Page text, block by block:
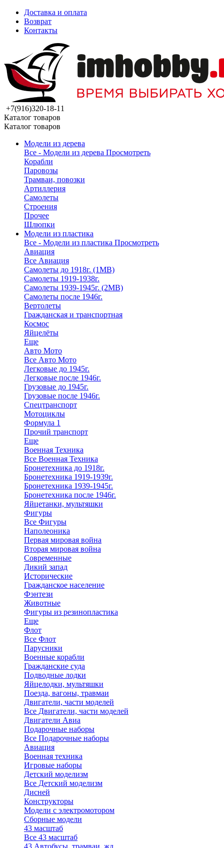
Доставка и оплата
Возврат
Контакты
+7(916)320-18-11
Каталог товаров
Каталог товаров
Модели из дерева
Все - Модели из дерева Просмотреть
Корабли
Паровозы
Трамваи, повозки
Артиллерия
Самолеты
Строения
Прочее
Шлюпки
Модели из пластика
Все - Модели из пластика Просмотреть
Авиация
Все Авиация
Самолеты до 1918г. (1МВ)
Самолеты 1919-1938г.
Самолеты 1939-1945г. (2МВ)
Самолеты после 1946г.
Вертолеты
Гражданская и транспортная
Космос
Яйцелёты
Еще
Авто Мото
Все Авто Мото
Легковые до 1945г.
Легковые после 1946г.
Грузовые до 1945г.
Грузовые после 1946г.
Спецтранспорт
Мотоциклы
Формула 1
Прочий транспорт
Еще
Военная Техника
Все Военная Техника
Бронетехника до 1918г.
Бронетехника 1919-1939г.
Бронетехника 1939-1945г.
Бронетехника после 1946г.
Яйцетанки, мультяшки
Фигуры
Все Фигуры
Наполеоника
Первая мировая война
Вторая мировая война
Современные
Дикий запад
Исторические
Гражданское население
Фэнтези
Животные
Фигуры из резинопластика
Еще
Флот
Все Флот
Парусники
Военные корабли
Гражданские суда
Подводные лодки
Яйцелодки, мультяшки
Поезда, вагоны, травмаи
Двигатели, части моделей
Все Двигатели, части моделей
Двигатели Авиа
Подарочные наборы
Все Подарочные наборы
Авиация
Военная техника
Игровые наборы
Детский моделизм
Все Детский моделизм
Дисней
Конструкторы
Модели с электромотором
Сборные модели
43 масштаб
Все 43 масштаб
43 Автобусы, трамваи, жд